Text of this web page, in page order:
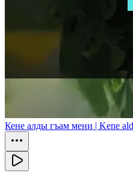
Кене алды гъам мени | Kene